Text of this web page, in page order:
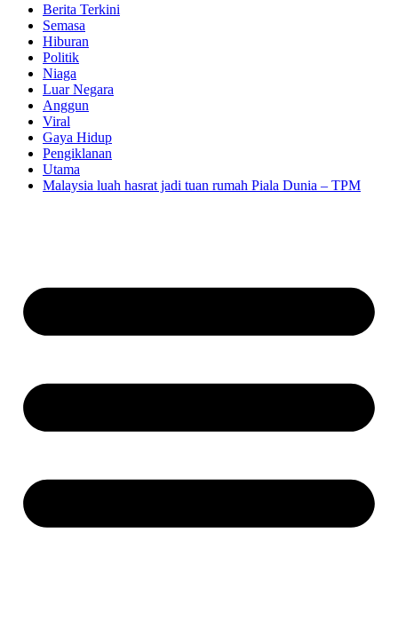
Berita Terkini
Semasa
Hiburan
Politik
Niaga
Luar Negara
Anggun
Viral
Gaya Hidup
Pengiklanan
Utama
Malaysia luah hasrat jadi tuan rumah Piala Dunia – TPM